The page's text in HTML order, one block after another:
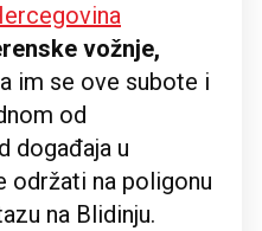
vožnje,
im se ove subote i
od
događaja u
održati na poligonu
na Blidinju.